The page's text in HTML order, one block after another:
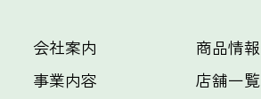
会社案内
事業内容
商品情報
店舗一覧